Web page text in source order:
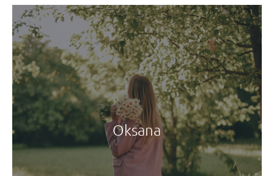
Oksana